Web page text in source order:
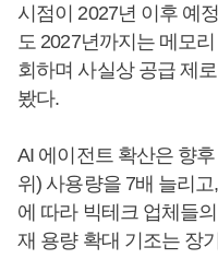
시점이 2027년 이후 예
도 2027년까지는 메모
회하며 사실상 공급 제
봤다.
AI 에이전트 확산은 향
위) 사용량을 7배 늘리
에 따라 빅테크 업체들
재 용량 확대 기조는 장